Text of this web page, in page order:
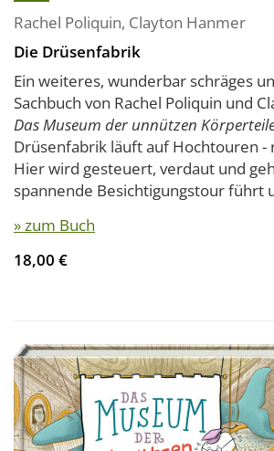
Rachel Poliquin, Clayton Hanmer
Die Drüsenfabrik
Ein weiteres, wunderbar schräges
Sachbuch von Rachel Poliquin und
Das Museum der unnützen
Drüsenfabrik läuft auf Hochtouren -
Hier wird gesteuert, verdaut und
spannende Besichtigungstour führt
» zum Buch
18,00 €